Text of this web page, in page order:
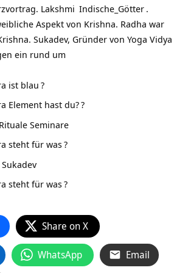
Lakshmi Indische_Götter .
Aspekt von Krishna. Radha war
Sukadev, Gründer von Yoga Vidya
ein rund um
ist blau ?
Element hast du??
Seminare
steht für was?
steht für was?
Share on X
WhatsApp Email